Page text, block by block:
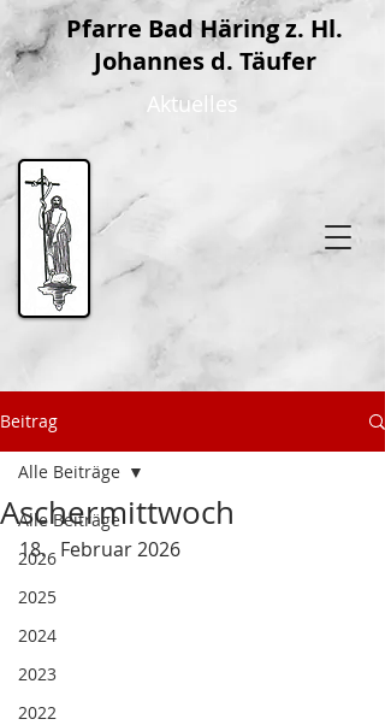
Pfarre Bad Häring z. Hl.
Johannes d. Täufer
Aktuelles
Beitrag
Alle Beiträge
2026
2025
2024
2023
2022
Alle Beiträge
Aschermittwoch
Februar 2026